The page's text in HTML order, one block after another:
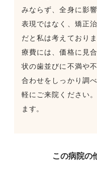
みならず、全身に影
表現ではなく、矯正
だと私は考えており
療費には、価格に見
状の歯並びに不満や
合わせをしっかり調
軽にご来院ください
ます。
この病院の